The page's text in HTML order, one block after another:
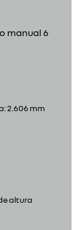
manual 6
2.606 mm
altura